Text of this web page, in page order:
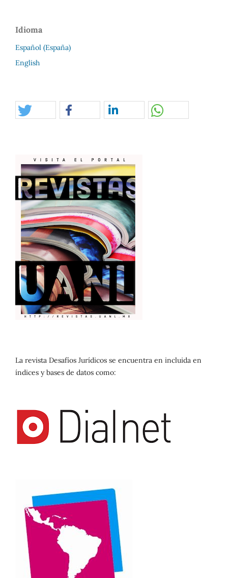
Idioma
Español (España)
English
La revista Desafíos Jurídicos se encuentra en incluida en
índices y bases de datos como: